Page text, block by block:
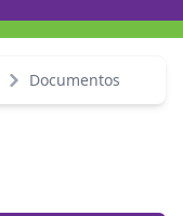
Documentos